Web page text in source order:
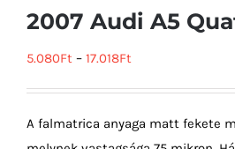
2007 Audi A5
5.080Ft – 17.018Ft
A falmatrica anyaga matt fekete